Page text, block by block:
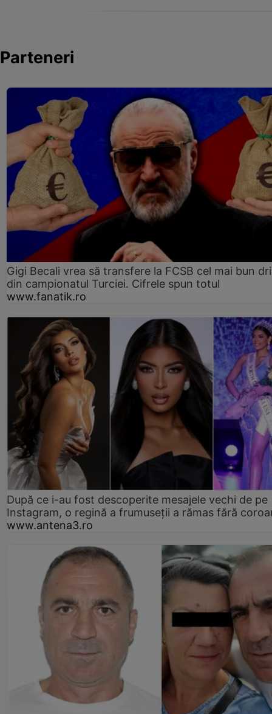
Parteneri
Gigi Becali vrea să transfere la FCSB cel mai bun
din campionatul Turciei. Cifrele spun totul
www.fanatik.ro
După ce i-au fost descoperite mesajele vechi de pe
Instagram, o regină a frumuseții a rămas fără
www.antena3.ro